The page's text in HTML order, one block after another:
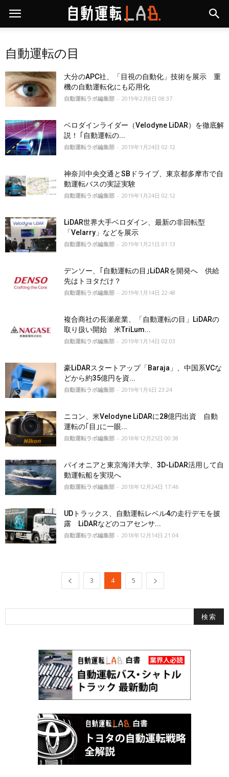
自動運転の目
大分のAPC社、「目視の自動化」技術を展示 重
機の自動運転化にも応用化
自動運転ラボ編集部 - 2019年2月8日 08:37
ベロダインライダー（Velodyne LiDAR）を徹底解
説！ ｢自動運転の...
自動運転ラボ編集部 - 2019年1月24日 02:12
神奈川中央交通とSBドライブ、東京都多摩市で自
動運転バスの実証実験
自動運転ラボ編集部 - 2019年1月24日 02:12
LiDAR世界大手ベロダイン、最新の非回転型
「Velarry」などを展示
自動運転ラボ編集部 - 2019年1月21日 01:13
デンソー、｢自動運転の目｣LiDARを開発へ 供給
先はトヨタだけ？
自動運転ラボ編集部 - 2019年1月14日 22:48
複合商社の長瀬産業、「自動運転の目」LiDARの
取り扱い開始 米TriLum...
自動運転ラボ編集部 - 2019年1月14日 02:03
豪LiDARスタートアップ「Baraja」、中国系VCな
どから約35億円を資...
自動運転ラボ編集部 - 2019年1月6日 23:24
ニコン、米Velodyne LiDARに28億円出資 自動
運転の｢目｣に一眼...
自動運転ラボ編集部 - 2018年12月25日 00:38
パイオニアと東京海洋大学、3D-LiDAR活用して自
動運転船を実現へ
自動運転ラボ編集部 - 2018年12月24日 17:46
UDトラックス、自動運転レベル4の走行デモを披
露 LiDARなどのコアセンサ...
自動運転ラボ編集部 - 2018年12月14日 21:04
3 4 5